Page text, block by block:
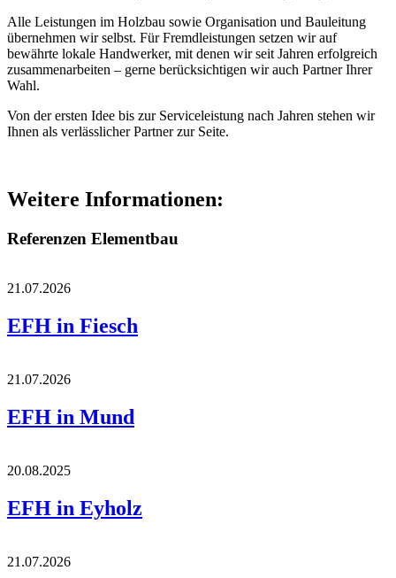
Alle Leistungen im Holzbau sowie Organisation und Bauleitung
übernehmen wir selbst. Für Fremdleistungen setzen wir auf
bewährte lokale Handwerker, mit denen wir seit Jahren erfolgreich
zusammenarbeiten – gerne berücksichtigen wir auch Partner Ihrer
Wahl.
Von der ersten Idee bis zur Serviceleistung nach Jahren stehen wir
Ihnen als verlässlicher Partner zur Seite.
Weitere Informationen:
Referenzen Elementbau
21.07.2026
EFH in Fiesch
21.07.2026
EFH in Mund
20.08.2025
EFH in Eyholz
21.07.2026